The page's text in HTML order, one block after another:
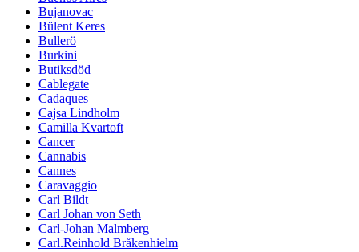
Bujanovac
Bülent Keres
Bullerö
Burkini
Butiksdöd
Cablegate
Cadaques
Cajsa Lindholm
Camilla Kvartoft
Cancer
Cannabis
Cannes
Caravaggio
Carl Bildt
Carl Johan von Seth
Carl-Johan Malmberg
Carl.Reinhold Bråkenhielm